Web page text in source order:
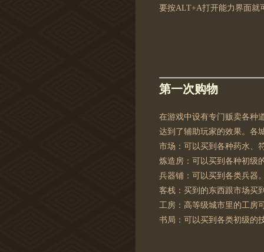
要按ALT+A打开能力界面就
第一次购物
在游戏中设有专门贩卖各种
达到了辅助玩家的效果。各
市场：可以买到各种药水、
炼造房：可以买到各种初级
兵器铺：可以买到各类兵器
客栈：买到的东西跟市场买
工房：高等级城市里的工房
书局：可以买到各类初级的